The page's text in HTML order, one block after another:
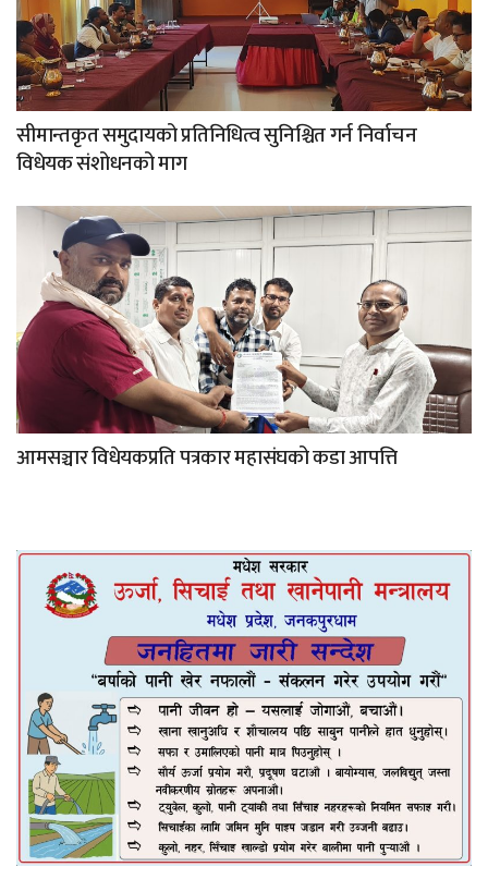
सीमान्तकृत समुदायको प्रतिनिधित्व सुनिश्चित गर्न निर्वाचन
विधेयक संशोधनको माग
आमसञ्चार विधेयकप्रति पत्रकार महासंघको कडा आपत्ति